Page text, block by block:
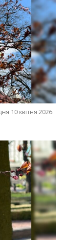
10 квітня 2026